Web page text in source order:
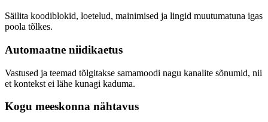
Säilita koodiblokid, loetelud, mainimised ja lingid muutumatuna igas
poola tõlkes.
Automaatne niidikaetus
Vastused ja teemad tõlgitakse samamoodi nagu kanalite sõnumid, nii
et kontekst ei lähe kunagi kaduma.
Kogu meeskonna nähtavus